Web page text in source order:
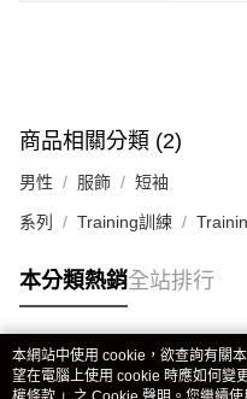
商品相關分類 (2)
男性 服飾 短袖
系列 Training訓練
本分類熱銷全站排行
熱門標籤
本網站中使用 cookie，欲查詢有關
望在電腦上使用 cookie 時應如何變